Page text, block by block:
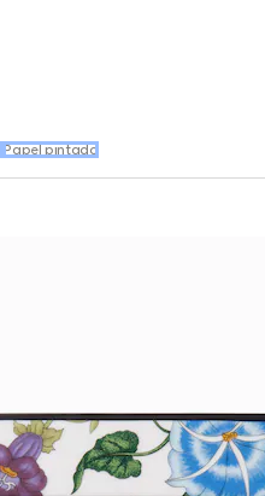
Papel pintado